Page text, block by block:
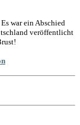
war ein Abschied
veröffentlicht